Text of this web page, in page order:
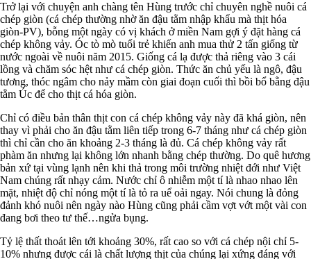
Trở lại với chuyện anh chàng tên Hùng trước chỉ chuyên nghề nuôi cá
chép giòn (cá chép thường nhờ ăn đậu tằm nhập khẩu mà thịt hóa
giòn-PV), bỗng một ngày có vị khách ở miền Nam gợi ý đặt hàng cá
chép không vảy. Óc tò mò tuổi trẻ khiến anh mua thử 2 tấn giống từ
nước ngoài về nuôi năm 2015. Giống cá lạ được thả riêng vào 3 cái
lồng và chăm sóc hệt như cá chép giòn. Thức ăn chủ yếu là ngô, đậu
tương, thóc ngâm cho nảy mầm còn giai đoạn cuối thì bồi bổ bằng đậu
tằm Úc để cho thịt cá hóa giòn.
Chỉ có điều bản thân thịt con cá chép không vảy này đã khá giòn, nên
thay vì phải cho ăn đậu tằm liên tiếp trong 6-7 tháng như cá chép giòn
thì chỉ cần cho ăn khoảng 2-3 tháng là đủ. Cá chép không vảy rất
phàm ăn nhưng lại không lớn nhanh bằng chép thường. Do quê hương
bản xứ tại vùng lạnh nên khi thả trong môi trường nhiệt đới như Việt
Nam chúng rất nhạy cảm. Nước chỉ ô nhiễm một tí là nhao nhao lên
mặt, nhiệt độ chỉ nóng một tí là tỏ ra uể oải ngay. Nói chung là đỏng
đảnh khó nuôi nên ngày nào Hùng cũng phải cầm vợt vớt một vài con
đang bơi theo tư thế…ngửa bụng.
Tỷ lệ thất thoát lên tới khoảng 30%, rất cao so với cá chép nội chỉ 5-
10% nhưng được cái là chất lượng thịt của chúng lại xứng đáng với